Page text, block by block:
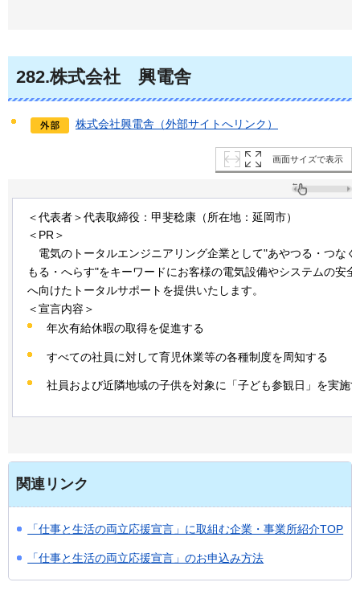
282.株式会社 興電舎
株式会社興電舎（外部サイトへリンク）
画面サイズで表示
＜代表者＞代表取締役：甲斐稔康（所在地：延岡市）
＜PR＞
電気のトータルエンジニアリング企業として"あやつる・つな
もる・へらす"をキーワードにお客様の電気設備やシステムの安
へ向けたトータルサポートを提供いたします。
＜宣言内容＞
年次有給休暇の取得を促進する
すべての社員に対して育児休業等の各種制度を周知する
社員および近隣地域の子供を対象に「子ども参観日」を実施
関連リンク
「仕事と生活の両立応援宣言」に取組む企業・事業所紹介TOP
「仕事と生活の両立応援宣言」のお申込み方法